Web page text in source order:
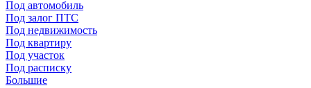
Под автомобиль
Под залог ПТС
Под недвижимость
Под квартиру
Под участок
Под расписку
Большие